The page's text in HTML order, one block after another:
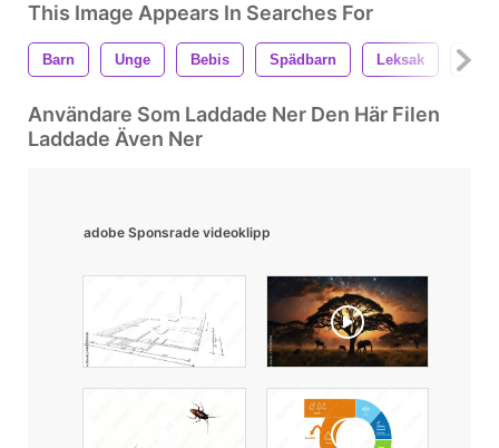
This Image Appears In Searches For
Barn Unge Bebis Spädbarn Leksak
Användare Som Laddade Ner Den Här Filen
Laddade Även Ner
adobe Sponsrade videoklipp